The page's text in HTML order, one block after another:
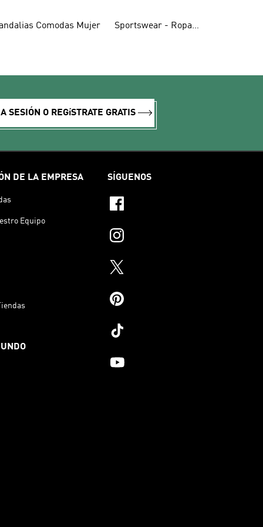
Comodas Mujer
Sportswear - Ropa
SESIÓN O REGíSTRATE GRATIS
DE LA EMPRESA
Equipo
SÍGUENOS